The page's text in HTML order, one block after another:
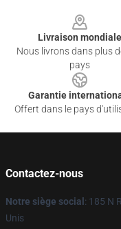
Livraison mondiale
Nous livrons dans plus
pays
Garantie
Offert dans le pays
Contactez-nous
Notre siège social: 185 N
Unis